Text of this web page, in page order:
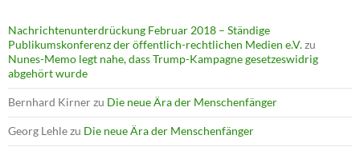
Nachrichtenunterdrückung Februar 2018 – Ständige
Publikumskonferenz der öffentlich-rechtlichen Medien e.V.zu
Nunes-Memo legt nahe, dass Trump-Kampagne gesetzeswidrig
abgehört wurde
Bernhard Kirnerzu Die neue Ära der Menschenfänger
Georg Lehlezu Die neue Ära der Menschenfänger